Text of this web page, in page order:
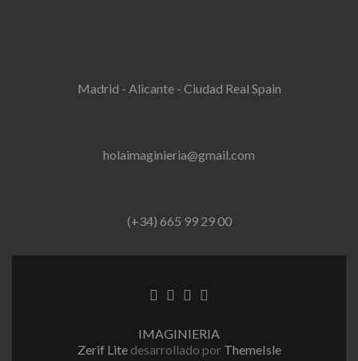
Madrid - Alicante - Ciudad Real Spain
holaimaginieria@gmail.com
(+34) 665 99 29 00
EnlaceEnlace
EnlaceEnlace
IMAGINIERIA
Zerif Lite desarrollado por ThemeIsle